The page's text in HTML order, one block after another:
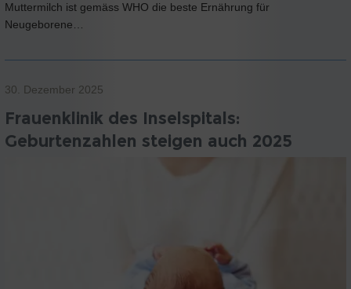
Muttermilch ist gemäss WHO die beste Ernährung für
Neugeborene…
30. Dezember 2025
Frauenklinik des Inselspitals:
Geburtenzahlen steigen auch 2025